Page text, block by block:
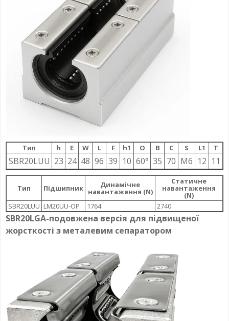
Тип h E W L F h1 О B C S L1 T
SBR20LUU 23 24 48 96 39 10 60° 35 70 M6 12 11
Тип Підшипник Динамічне
навантаження (N)
Статичне
навантаження
(N)
SBR20LUU LM20UU-OP 1764 2740
SBR20LGA-подовжена версія для підвищеної
жорсткості з металевим сепаратором